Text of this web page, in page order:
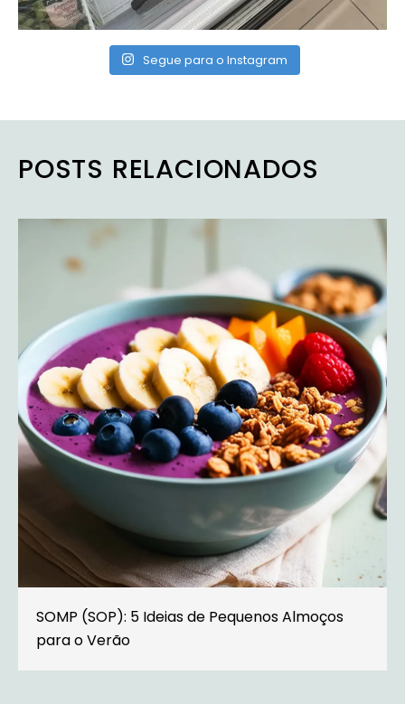
Segue para o Instagram
POSTS RELACIONADOS
SOMP (SOP): 5 Ideias de Pequenos Almoços
para o Verão